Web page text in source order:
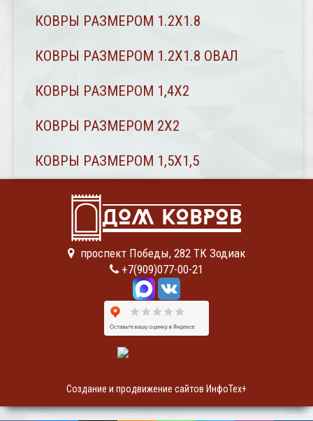
КОВРЫ РАЗМЕРОМ 1.2Х1.8
КОВРЫ РАЗМЕРОМ 1.2Х1.8 ОВАЛ
КОВРЫ РАЗМЕРОМ 1,4Х2
КОВРЫ РАЗМЕРОМ 2Х2
КОВРЫ РАЗМЕРОМ 1,5Х1,5
проспект Победы, 282 ТК Зодиак
+7(909)077-00-21
Создание и продвижение сайтов ИнфоТех+